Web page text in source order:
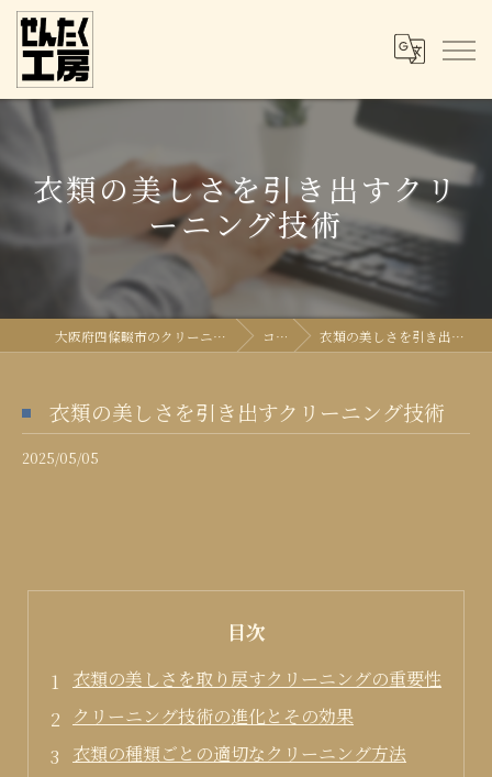
衣類の美しさを引き出すクリ
ーニング技術
大阪府四條畷市のクリーニングならせんたく工房 コラム 衣類の美しさを引き出すクリーニング技術
衣類の美しさを引き出すクリーニング技術
2025/05/05
目次
衣類の美しさを取り戻すクリーニングの重要性
クリーニング技術の進化とその効果
衣類の種類ごとの適切なクリーニング方法